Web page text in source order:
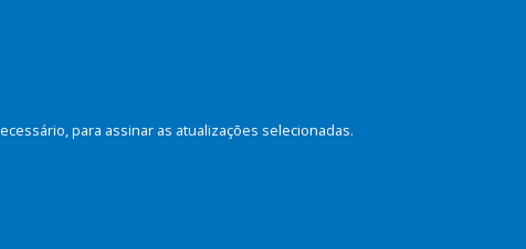
para assinar as atualizações selecionadas.